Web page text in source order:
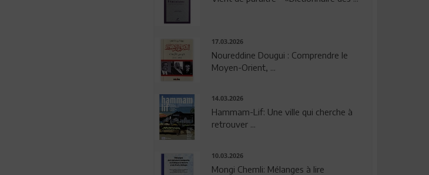
17.03.2026
Noureddine Dougui : Comprendre le
Moyen-Orient, ...
14.03.2026
Hammam-Lif: Une ville qui cherche à
retrouver ...
10.03.2026
Mongi Chemli: Mélanges à lire